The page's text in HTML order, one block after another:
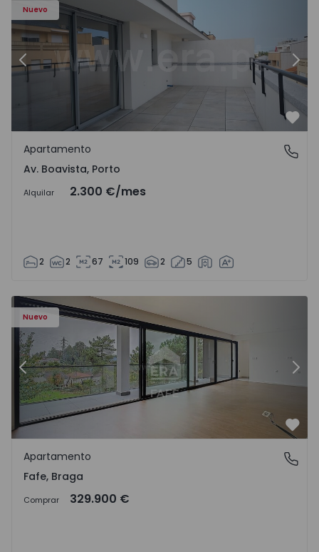
Nuevo
Anterior
Av. Boavista, Porto
Apartamento
Av. Boavista, Porto
Alquilar 2.300 €/mes
2 2 67 109 2 5
Nuevo
Anterior
Fafe, Braga
Apartamento
Fafe, Braga
Comprar 329.900 €